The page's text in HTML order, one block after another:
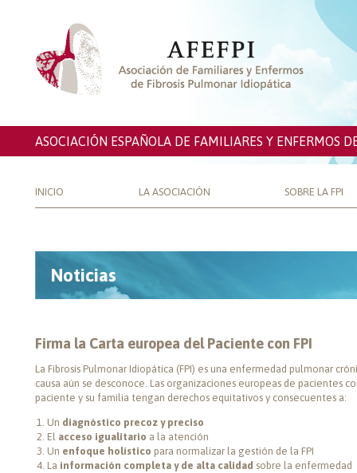
ASOCIACIÓN ESPAÑOLA DE FAMILIARES Y ENFERMOS
INICIO LA ASOCIACIÓN SOBRE LA FPI
Noticias
Firma la Carta europea del Paciente con FPI
La Fibrosis Pulmonar Idiopática (FPI) es una enfermedad pulmonar
causa aún se desconoce. Las organizaciones europeas de pacientes
paciente y su familia tengan derechos equitativos y consecuentes a:
Un diagnóstico precoz y preciso
El acceso igualitario a la atención
Un enfoque holístico para normalizar la gestión de la FPI
La información completa y de alta calidad sobre la enfermedad